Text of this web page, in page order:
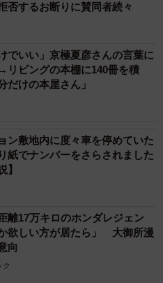
否するお断りに賛同者続々
でいい」京極夏彦さんの言葉に
リビングの本棚に140冊を積
けの本屋さん」
ン敷地内に度々車を停めていた
紙でナンバーをさらされました
】
離17万キロのホンダレジェン
欲しい方が居たら」 大御所漫
向
ク